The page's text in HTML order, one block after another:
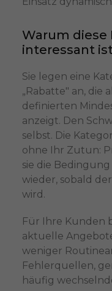
Warum diese
interessant
Sie legen eine
„Rabatte" an, die
definierten
anzeigt. Den
selbst. Die
ohne Ihr Zutun:
sie die
wieder, sobald
wird.
Für Ihre Kunden
aktuelle
weniger
Fehlerquellen,
häufig